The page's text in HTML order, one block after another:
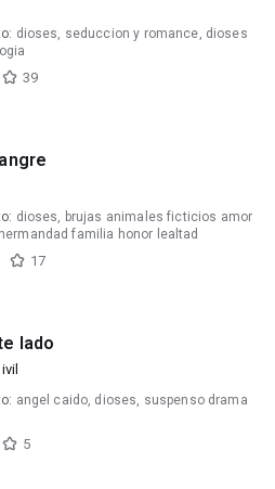
dioses, seduccion y romance, dioses
39
dioses, brujas animales ficticios amor
familia honor lealtad
17
lado
angel caido, dioses, suspenso drama
5